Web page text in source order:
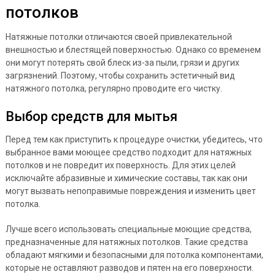
потолков
Натяжные потолки отличаются своей привлекательной
внешностью и блестящей поверхностью. Однако со временем
они могут потерять свой блеск из-за пыли, грязи и других
загрязнений. Поэтому, чтобы сохранить эстетичный вид
натяжного потолка, регулярно проводите его чистку.
Выбор средств для мытья
Перед тем как приступить к процедуре очистки, убедитесь, что
выбранное вами моющее средство подходит для натяжных
потолков и не повредит их поверхность. Для этих целей
исключайте абразивные и химические составы, так как они
могут вызвать непоправимые повреждения и изменить цвет
потолка.
Лучше всего использовать специальные моющие средства,
предназначенные для натяжных потолков. Такие средства
обладают мягкими и безопасными для потолка компонентами,
которые не оставляют разводов и пятен на его поверхности.